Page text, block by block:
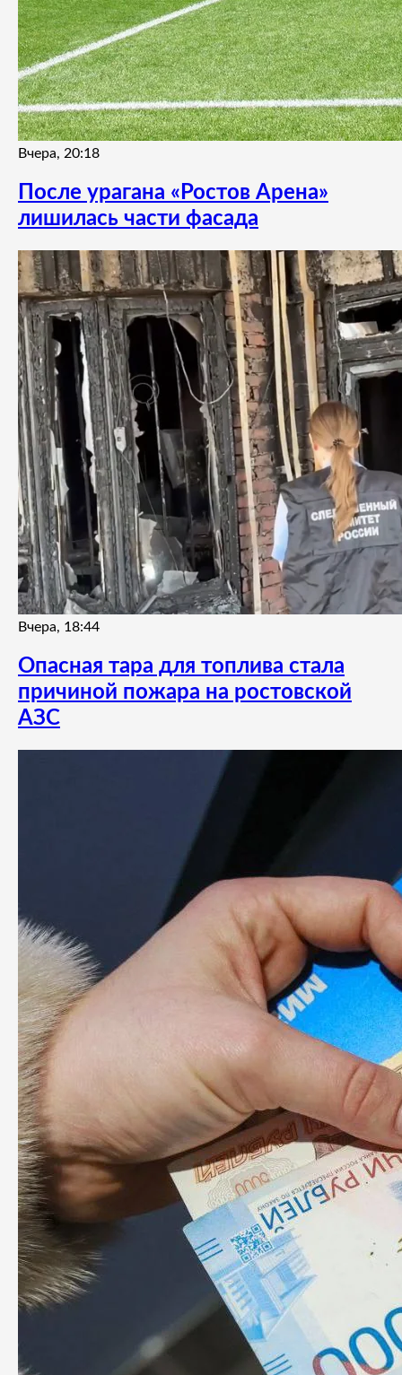
Вчера, 20:18
После урагана «Ростов Арена»
лишилась части фасада
Вчера, 18:44
Опасная тара для топлива стала
причиной пожара на ростовской
АЗС